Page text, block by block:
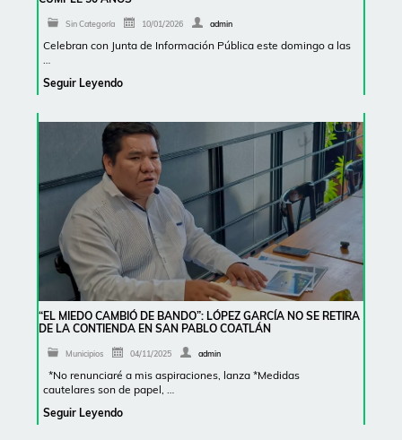
Sin Categoría 10/01/2026 admin
Celebran con Junta de Información Pública este domingo a las
…
Seguir Leyendo
“EL MIEDO CAMBIÓ DE BANDO”: LÓPEZ GARCÍA NO SE RETIRA
DE LA CONTIENDA EN SAN PABLO COATLÁN
Municipios 04/11/2025 admin
*No renunciaré a mis aspiraciones, lanza *Medidas
cautelares son de papel, …
Seguir Leyendo